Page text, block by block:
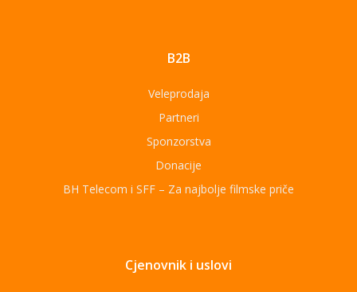
B2B
Veleprodaja
Partneri
Sponzorstva
Donacije
BH Telecom i SFF – Za najbolje filmske priče
Cjenovnik i uslovi